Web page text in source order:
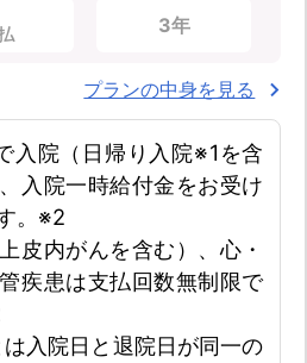
3年
プランの中身を見る
入院（日帰り入院※1を含
入院一時給付金をお受け
。※2
皮内がんを含む）、心・
疾患は支払回数無制限で
入院日と退院日が同一の